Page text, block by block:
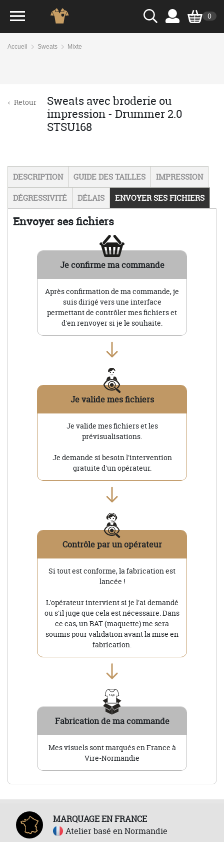
0
Accueil Sweats Mixte
‹ Retour
Sweats avec broderie ou
impression - Drummer 2.0
STSU168
DESCRIPTION GUIDE DES TAILLES
IMPRESSION
DÉGRESSIVITÉ
DÉLAIS ENVOYER SES FICHIERS
Envoyer ses fichiers
Je confirme ma commande
Après confirmation de ma commande, je
suis dirigé vers une interface
permettant de contrôler mes fichiers et
d'en renvoyer si je le souhaite.
Je valide mes fichiers
Je valide mes fichiers et les
prévisualisations.
Je demande si besoin l'intervention
gratuite d'un opérateur.
Contrôle par un opérateur
Si tout est conforme, la fabrication est
lancée !
L'opérateur intervient si je l'ai demandé
ou s'il juge que cela est nécessaire. Dans
ce cas, un BAT (maquette) me sera
soumis pour validation avant la mise en
fabrication.
Fabrication de ma commande
Mes visuels sont marqués en France à
Vire-Normandie
MARQUAGE EN FRANCE
Atelier basé en Normandie